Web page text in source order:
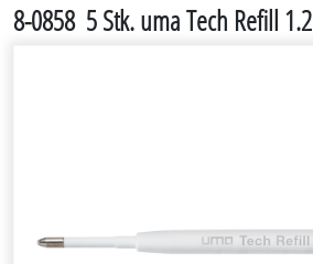
8-0858 5 Stk. uma Tech Refill 1.2